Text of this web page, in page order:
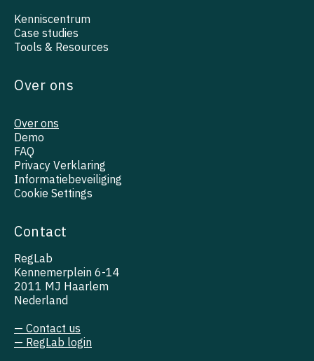
Kenniscentrum
Case studies
Tools & Resources
Over ons
Over ons
Demo
FAQ
Privacy Verklaring
Informatiebeveiliging
Cookie Settings
Contact
RegLab
Kennemerplein 6-14
2011 MJ Haarlem
Nederland
— Contact us
— RegLab login